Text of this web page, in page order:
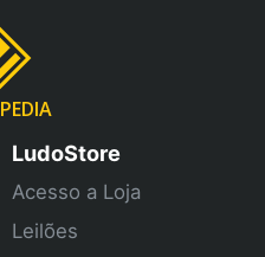
PEDIA
LudoStore
Acesso a Loja
Leilões